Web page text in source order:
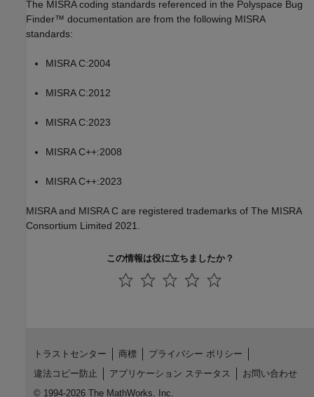
The MISRA coding standards referenced in the Polyspace Bug
Finder™ documentation are from the following MISRA
standards:
MISRA C:2004
MISRA C:2012
MISRA C:2023
MISRA C++:2008
MISRA C++:2023
MISRA and MISRA C are registered trademarks of The MISRA
Consortium Limited 2021.
この情報は役に立ちましたか？
トラストセンター 商標
プライバシー ポリシー
違法コピー防止
アプリケーション ステータス
お問い合わせ
© 1994-2026 The MathWorks, Inc.